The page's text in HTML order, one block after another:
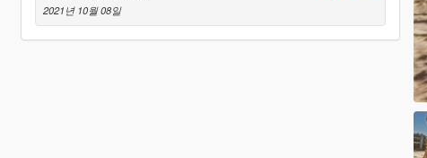
2021년 10월 08일